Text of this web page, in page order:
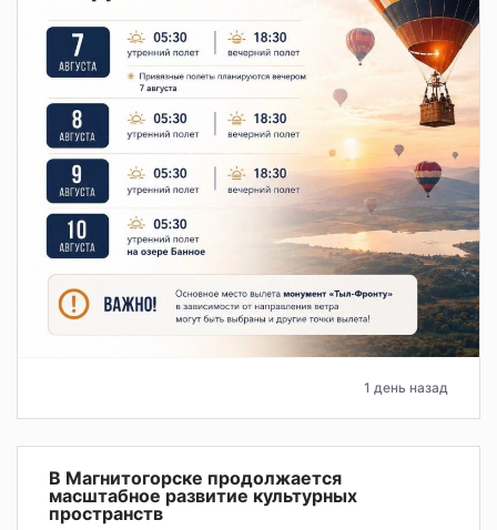
1 день назад
В Магнитогорске продолжается
масштабное развитие культурных
пространств